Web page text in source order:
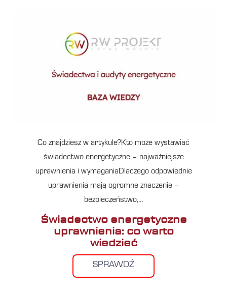
Co znajdziesz w artykule?Kto może wystawiać
świadectwo energetyczne – najważniejsze
uprawnienia i wymaganiaDlaczego odpowiednie
uprawnienia mają ogromne znaczenie –
bezpieczeństwo,…
Świadectwo energetyczne
uprawnienia: co warto
wiedzieć
SPRAWDŹ